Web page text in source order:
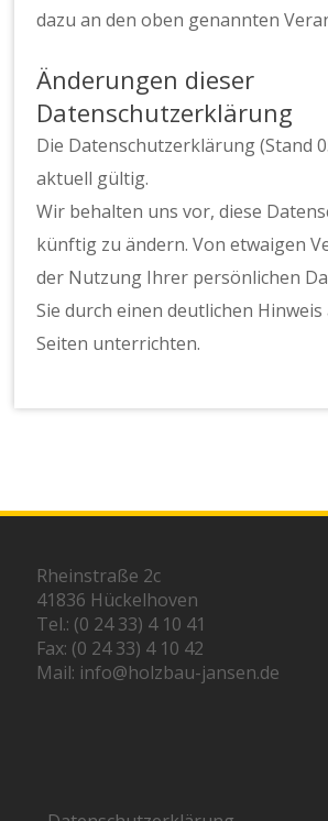
dazu an den oben genannten
Änderungen dieser
Datenschutzerklärung
Die Datenschutzerklärung (Stand
aktuell gültig.
Wir behalten uns vor, diese
künftig zu ändern. Von etwaigen
der Nutzung Ihrer persönlichen
Sie durch einen deutlichen
Seiten unterrichten.
Rheinstraße 2c
41836 Hückelhoven
Tel.: (0 24 33) 4 10 41
Fax: (0 24 33) 4 10 42
Mail: info@holzbau-jansen.de